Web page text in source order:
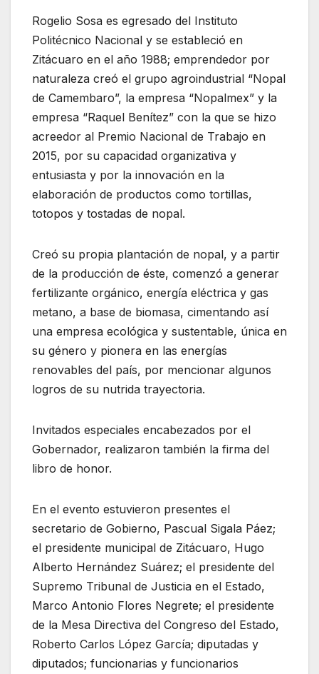
Rogelio Sosa es egresado del Instituto
Politécnico Nacional y se estableció en
Zitácuaro en el año 1988; emprendedor por
naturaleza creó el grupo agroindustrial “Nopal
de Camembaro”, la empresa “Nopalmex” y la
empresa “Raquel Benítez” con la que se hizo
acreedor al Premio Nacional de Trabajo en
2015, por su capacidad organizativa y
entusiasta y por la innovación en la
elaboración de productos como tortillas,
totopos y tostadas de nopal.
Creó su propia plantación de nopal, y a partir
de la producción de éste, comenzó a generar
fertilizante orgánico, energía eléctrica y gas
metano, a base de biomasa, cimentando así
una empresa ecológica y sustentable, única en
su género y pionera en las energías
renovables del país, por mencionar algunos
logros de su nutrida trayectoria.
Invitados especiales encabezados por el
Gobernador, realizaron también la firma del
libro de honor.
En el evento estuvieron presentes el
secretario de Gobierno, Pascual Sigala Páez;
el presidente municipal de Zitácuaro, Hugo
Alberto Hernández Suárez; el presidente del
Supremo Tribunal de Justicia en el Estado,
Marco Antonio Flores Negrete; el presidente
de la Mesa Directiva del Congreso del Estado,
Roberto Carlos López García; diputadas y
diputados; funcionarias y funcionarios